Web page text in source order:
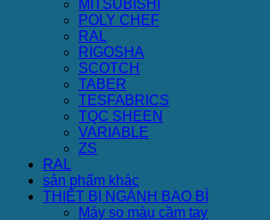
MITSUBISHI
POLY CHEF
RAL
RIGOSHA
SCOTCH
TABER
TESFABRICS
TQC SHEEN
VARIABLE
ZS
RAL
sản phẩm khác
THIẾT BỊ NGÀNH BAO BÌ
Máy so màu cầm tay